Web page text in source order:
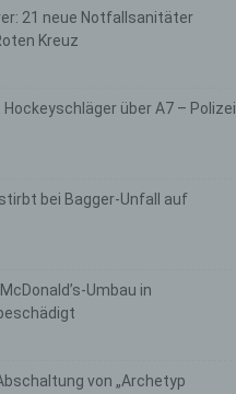
21 neue Notfallsanitäter
Kreuz
über A7 – Polizei
bei Bagger-Unfall auf
Umbau in
von „Archetyp